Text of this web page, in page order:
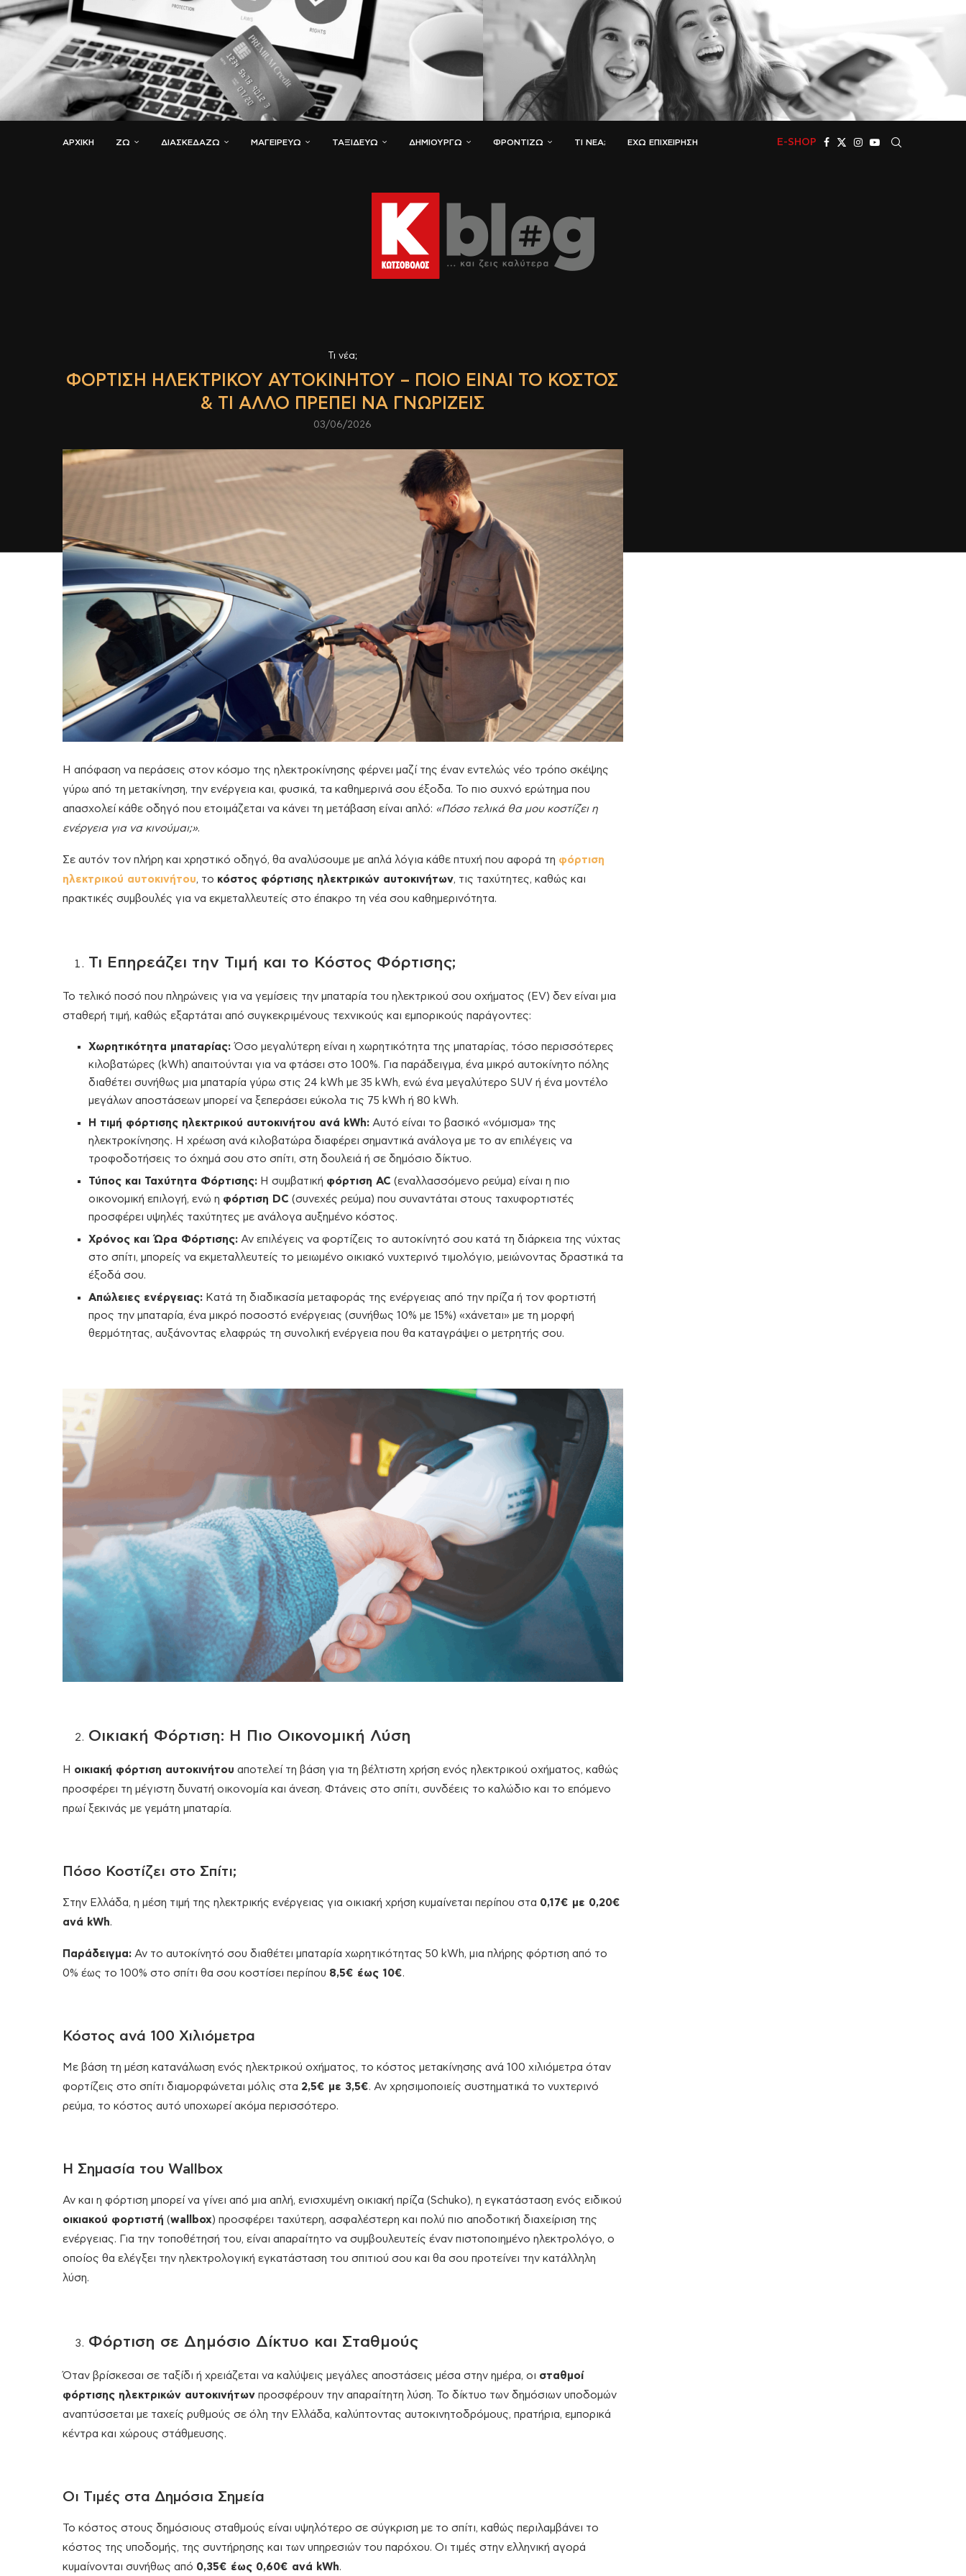
ΑΡΧΙΚΗ ΖΏ ΔΙΑΣΚΕΔΆΖΩ ΜΑΓΕΙΡΕΎΩ ΤΑΞΙΔΕΎΩ ΔΗΜΙΟΥΡΓΏ ΦΡΟΝΤΊΖΩ ΤΙ ΝΈΑ; ΈΧΩ ΕΠΙΧΕΊΡΗΣΗ E-SHOP
Τι νέα;
ΦΌΡΤΙΣΗ ΗΛΕΚΤΡΙΚΟΎ ΑΥΤΟΚΙΝΉΤΟΥ – ΠΟΙΟ ΕΊΝΑΙ ΤΟ ΚΌΣΤΟΣ
& ΤΙ ΆΛΛΟ ΠΡΈΠΕΙ ΝΑ ΓΝΩΡΊΖΕΙΣ
03/06/2026
Η απόφαση να περάσεις στον κόσμο της ηλεκτροκίνησης φέρνει μαζί της έναν εντελώς νέο τρόπο σκέψης
γύρω από τη μετακίνηση, την ενέργεια και, φυσικά, τα καθημερινά σου έξοδα. Το πιο συχνό ερώτημα που
απασχολεί κάθε οδηγό που ετοιμάζεται να κάνει τη μετάβαση είναι απλό: «Πόσο τελικά θα μου κοστίζει η
ενέργεια για να κινούμαι;».
Σε αυτόν τον πλήρη και χρηστικό οδηγό, θα αναλύσουμε με απλά λόγια κάθε πτυχή που αφορά τη φόρτιση
ηλεκτρικού αυτοκινήτου, το κόστος φόρτισης ηλεκτρικών αυτοκινήτων, τις ταχύτητες, καθώς και
πρακτικές συμβουλές για να εκμεταλλευτείς στο έπακρο τη νέα σου καθημερινότητα.
Τι Επηρεάζει την Τιμή και το Κόστος Φόρτισης;
Το τελικό ποσό που πληρώνεις για να γεμίσεις την μπαταρία του ηλεκτρικού σου οχήματος (EV) δεν είναι μια
σταθερή τιμή, καθώς εξαρτάται από συγκεκριμένους τεχνικούς και εμπορικούς παράγοντες:
Χωρητικότητα μπαταρίας: Όσο μεγαλύτερη είναι η χωρητικότητα της μπαταρίας, τόσο περισσότερες
κιλοβατώρες (kWh) απαιτούνται για να φτάσει στο 100%. Για παράδειγμα, ένα μικρό αυτοκίνητο πόλης
διαθέτει συνήθως μια μπαταρία γύρω στις 24 kWh με 35 kWh, ενώ ένα μεγαλύτερο SUV ή ένα μοντέλο
μεγάλων αποστάσεων μπορεί να ξεπεράσει εύκολα τις 75 kWh ή 80 kWh.
Η τιμή φόρτισης ηλεκτρικού αυτοκινήτου ανά kWh: Αυτό είναι το βασικό «νόμισμα» της
ηλεκτροκίνησης. Η χρέωση ανά κιλοβατώρα διαφέρει σημαντικά ανάλογα με το αν επιλέγεις να
τροφοδοτήσεις το όχημά σου στο σπίτι, στη δουλειά ή σε δημόσιο δίκτυο.
Τύπος και Ταχύτητα Φόρτισης: Η συμβατική φόρτιση AC (εναλλασσόμενο ρεύμα) είναι η πιο
οικονομική επιλογή, ενώ η φόρτιση DC (συνεχές ρεύμα) που συναντάται στους ταχυφορτιστές
προσφέρει υψηλές ταχύτητες με ανάλογα αυξημένο κόστος.
Χρόνος και Ώρα Φόρτισης: Αν επιλέγεις να φορτίζεις το αυτοκίνητό σου κατά τη διάρκεια της νύχτας
στο σπίτι, μπορείς να εκμεταλλευτείς το μειωμένο οικιακό νυχτερινό τιμολόγιο, μειώνοντας δραστικά τα
έξοδά σου.
Απώλειες ενέργειας: Κατά τη διαδικασία μεταφοράς της ενέργειας από την πρίζα ή τον φορτιστή
προς την μπαταρία, ένα μικρό ποσοστό ενέργειας (συνήθως 10% με 15%) «χάνεται» με τη μορφή
θερμότητας, αυξάνοντας ελαφρώς τη συνολική ενέργεια που θα καταγράψει ο μετρητής σου.
Οικιακή Φόρτιση: Η Πιο Οικονομική Λύση
Η οικιακή φόρτιση αυτοκινήτου αποτελεί τη βάση για τη βέλτιστη χρήση ενός ηλεκτρικού οχήματος, καθώς
προσφέρει τη μέγιστη δυνατή οικονομία και άνεση. Φτάνεις στο σπίτι, συνδέεις το καλώδιο και το επόμενο
πρωί ξεκινάς με γεμάτη μπαταρία.
Πόσο Κοστίζει στο Σπίτι;
Στην Ελλάδα, η μέση τιμή της ηλεκτρικής ενέργειας για οικιακή χρήση κυμαίνεται περίπου στα 0,17€ με 0,20€
ανά kWh.
Παράδειγμα: Αν το αυτοκίνητό σου διαθέτει μπαταρία χωρητικότητας 50 kWh, μια πλήρης φόρτιση από το
0% έως το 100% στο σπίτι θα σου κοστίσει περίπου 8,5€ έως 10€.
Κόστος ανά 100 Χιλιόμετρα
Με βάση τη μέση κατανάλωση ενός ηλεκτρικού οχήματος, το κόστος μετακίνησης ανά 100 χιλιόμετρα όταν
φορτίζεις στο σπίτι διαμορφώνεται μόλις στα 2,5€ με 3,5€. Αν χρησιμοποιείς συστηματικά το νυχτερινό
ρεύμα, το κόστος αυτό υποχωρεί ακόμα περισσότερο.
Η Σημασία του Wallbox
Αν και η φόρτιση μπορεί να γίνει από μια απλή, ενισχυμένη οικιακή πρίζα (Schuko), η εγκατάσταση ενός ειδικού
οικιακού φορτιστή (wallbox) προσφέρει ταχύτερη, ασφαλέστερη και πολύ πιο αποδοτική διαχείριση της
ενέργειας. Για την τοποθέτησή του, είναι απαραίτητο να συμβουλευτείς έναν πιστοποιημένο ηλεκτρολόγο, ο
οποίος θα ελέγξει την ηλεκτρολογική εγκατάσταση του σπιτιού σου και θα σου προτείνει την κατάλληλη
λύση.
Φόρτιση σε Δημόσιο Δίκτυο και Σταθμούς
Όταν βρίσκεσαι σε ταξίδι ή χρειάζεται να καλύψεις μεγάλες αποστάσεις μέσα στην ημέρα, οι σταθμοί
φόρτισης ηλεκτρικών αυτοκινήτων προσφέρουν την απαραίτητη λύση. Το δίκτυο των δημόσιων υποδομών
αναπτύσσεται με ταχείς ρυθμούς σε όλη την Ελλάδα, καλύπτοντας αυτοκινητοδρόμους, πρατήρια, εμπορικά
κέντρα και χώρους στάθμευσης.
Οι Τιμές στα Δημόσια Σημεία
Το κόστος στους δημόσιους σταθμούς είναι υψηλότερο σε σύγκριση με το σπίτι, καθώς περιλαμβάνει το
κόστος της υποδομής, της συντήρησης και των υπηρεσιών του παρόχου. Οι τιμές στην ελληνική αγορά
κυμαίνονται συνήθως από 0,35€ έως 0,60€ ανά kWh.